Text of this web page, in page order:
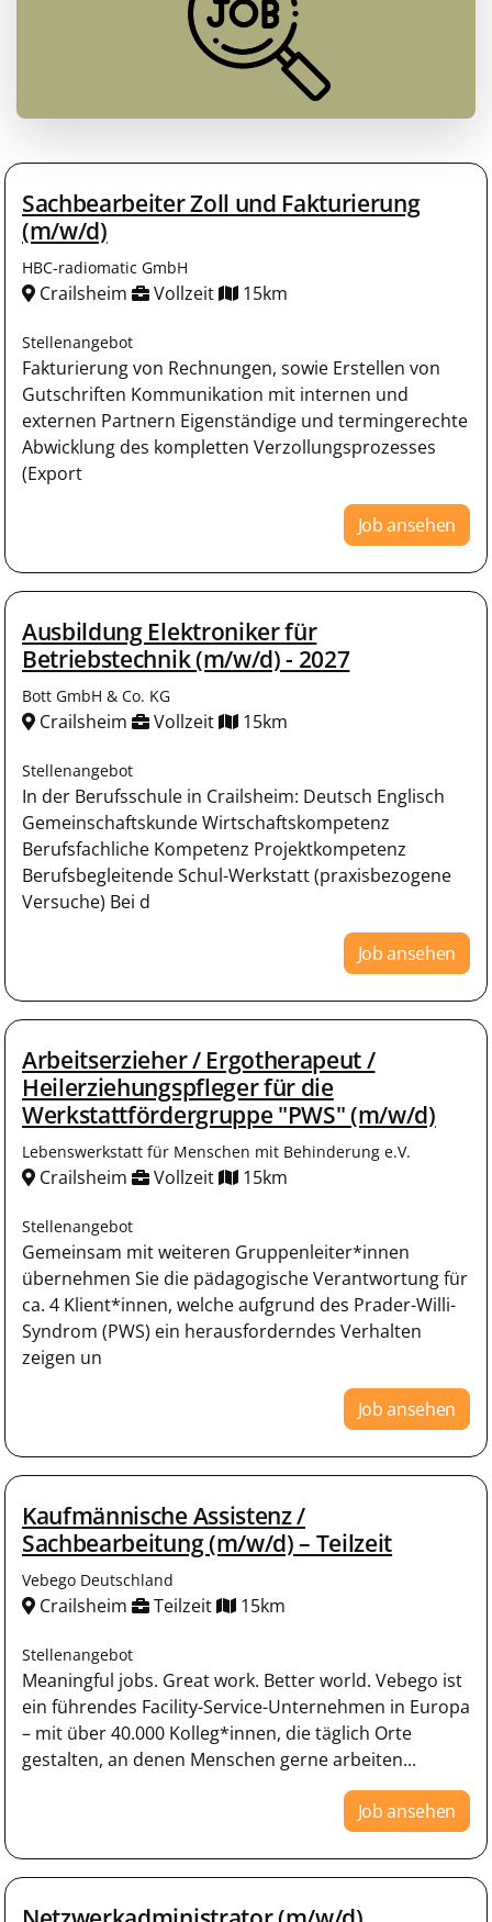
Sachbearbeiter Zoll und Fakturierung
(m/w/d)
HBC-radiomatic GmbH
Crailsheim Vollzeit 15km
Stellenangebot
Fakturierung von Rechnungen, sowie Erstellen von
Gutschriften Kommunikation mit internen und
externen Partnern Eigenständige und termingerechte
Abwicklung des kompletten Verzollungsprozesses
(Export
Job ansehen
Ausbildung Elektroniker für
Betriebstechnik (m/w/d) - 2027
Bott GmbH & Co. KG
Crailsheim Vollzeit 15km
Stellenangebot
In der Berufsschule in Crailsheim: Deutsch Englisch
Gemeinschaftskunde Wirtschaftskompetenz
Berufsfachliche Kompetenz Projektkompetenz
Berufsbegleitende Schul-Werkstatt (praxisbezogene
Versuche) Bei d
Job ansehen
Arbeitserzieher / Ergotherapeut /
Heilerziehungspfleger für die
Werkstattfördergruppe "PWS" (m/w/d)
Lebenswerkstatt für Menschen mit Behinderung e.V.
Crailsheim Vollzeit 15km
Stellenangebot
Gemeinsam mit weiteren Gruppenleiter*innen
übernehmen Sie die pädagogische Verantwortung für
ca. 4 Klient*innen, welche aufgrund des Prader-Willi-
Syndrom (PWS) ein herausforderndes Verhalten
zeigen un
Job ansehen
Kaufmännische Assistenz /
Sachbearbeitung (m/w/d) – Teilzeit
Vebego Deutschland
Crailsheim Teilzeit 15km
Stellenangebot
Meaningful jobs. Great work. Better world. Vebego ist
ein führendes Facility-Service-Unternehmen in Europa
– mit über 40.000 Kolleg*innen, die täglich Orte
gestalten, an denen Menschen gerne arbeiten...
Job ansehen